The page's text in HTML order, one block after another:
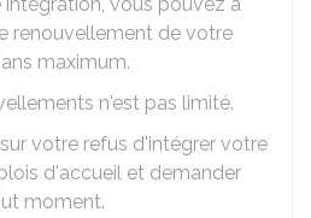
renouvellement de votre
maximum.
n'est pas limité.
votre refus d'intégrer votre
d'accueil et demander
moment.